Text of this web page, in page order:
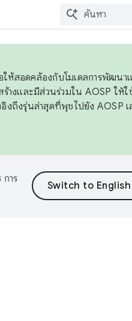
ให้สอดคล้องกับโมเดลการพัฒนา
างและมีส่วนร่วมใน AOSP ให้ใ
งถึงรุ่นล่าสุดที่พุชไปยัง AOSP
าร